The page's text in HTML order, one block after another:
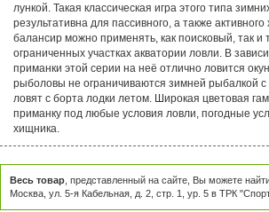
лункой. Такая классическая игра этого типа
результативна для пассивного, а также
балансир можно применять, как поисковый, так и
ограниченных участках акватории ловли. В
приманки этой серии на неё отлично ловится
рыболовы не ограничиваются зимней рыбалкой с
ловят с борта лодки летом. Широкая цветовая
приманку под любые условия ловли, погодные
хищника.
Весь товар , представленный на сайте, Вы можете
Москва, ул. 5-я Кабельная, д. 2, стр. 1, ур. 5 в ТРК